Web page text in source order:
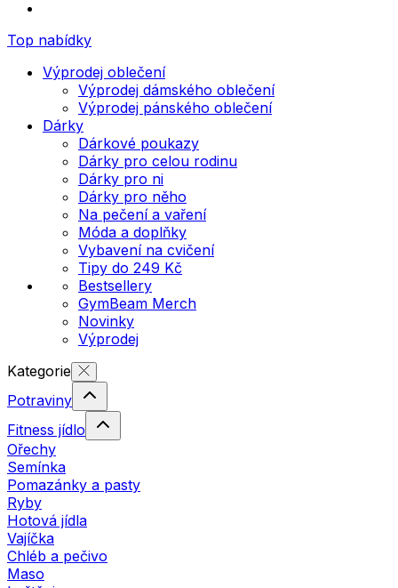
Top nabídky
Výprodej oblečení
Výprodej dámského oblečení
Výprodej pánského oblečení
Dárky
Dárkové poukazy
Dárky pro celou rodinu
Dárky pro ni
Dárky pro něho
Na pečení a vaření
Móda a doplňky
Vybavení na cvičení
Tipy do 249 Kč
Bestsellery
GymBeam Merch
Novinky
Výprodej
Kategorie
Potraviny
Fitness jídlo
Ořechy
Semínka
Pomazánky a pasty
Ryby
Hotová jídla
Vajíčka
Chléb a pečivo
Maso